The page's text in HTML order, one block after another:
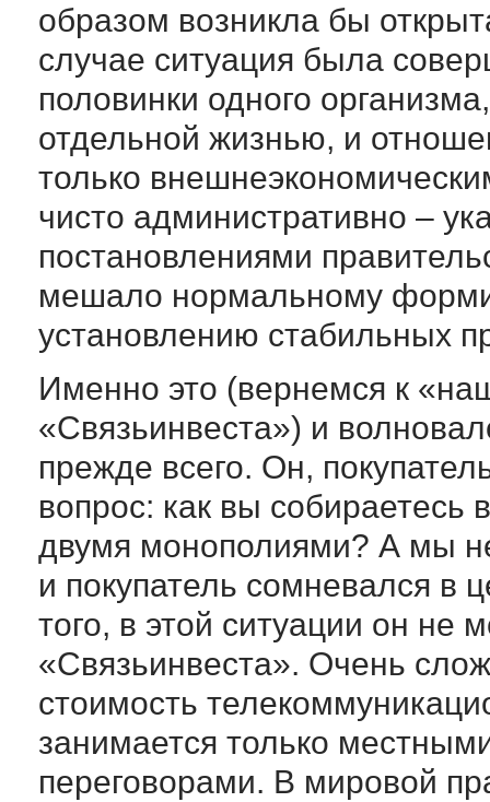
образом возникла бы
случае ситуация была
половинки одного
отдельной жизнью, и
только
чисто административно –
постановлениями
мешало нормальному
установлению стабильных
Именно это (вернемся к
«Связьинвеста») и
прежде всего. Он,
вопрос: как вы
двумя монополиями? А мы
и покупатель сомневался в
того, в этой ситуации он не
«Связьинвеста». Очень
стоимость
занимается только
переговорами. В мировой